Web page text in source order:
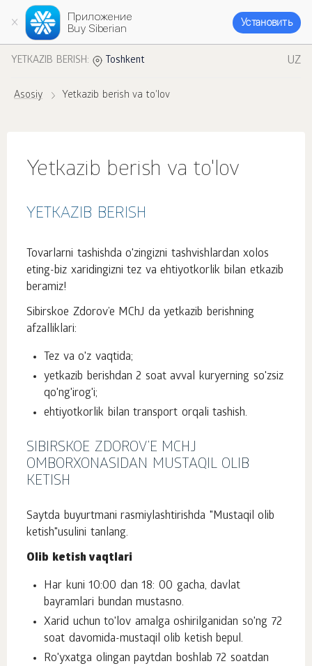
Приложение
Buy Siberian
Установить
YETKAZIB BERISH: Toshkent UZ
Asosiy Yetkazib berish va to'lov
Yetkazib berish va to'lov
YETKAZIB BERISH
Tovarlarni tashishda o'zingizni tashvishlardan xolos
eting-biz xaridingizni tez va ehtiyotkorlik bilan etkazib
beramiz!
Sibirskoe Zdorov’e MChJ da yetkazib berishning
afzalliklari:
Tez va o'z vaqtida;
yetkazib berishdan 2 soat avval kuryerning so'zsiz
qo'ng'irog'i;
ehtiyotkorlik bilan transport orqali tashish.
SIBIRSKOE ZDOROV’E MCHJ
OMBORXONASIDAN MUSTAQIL OLIB
KETISH
Saytda buyurtmani rasmiylashtirishda "Mustaqil olib
ketish"usulini tanlang.
Olib ketish vaqtlari
Har kuni 10:00 dan 18: 00 gacha, davlat
bayramlari bundan mustasno.
Xarid uchun to'lov amalga oshirilganidan so'ng 72
soat davomida-mustaqil olib ketish bepul.
Ro'yxatga olingan paytdan boshlab 72 soatdan